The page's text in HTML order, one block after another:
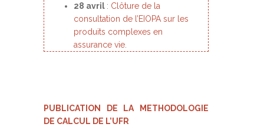
28 avril : Clôture de la
consultation de l’EIOPA sur les
produits complexes en
assurance vie
PUBLICATION DE LA METHODOLOGIE
DE CALCUL DE L’UFR